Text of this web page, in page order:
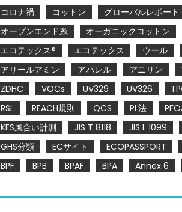
コロナ禍
コットン グローバルレポート
オープンエンド糸
オーガニックコットン
エコテックス®
エコテックス ウール
アリールアミン
アパレル アニリン
ZDHC
VOCs UV329 UV326
RSL
REACH規則 QCS PL法
KES風合い計測
JIS T 8118 JIS L 1099
GHS分類
ECサイト ECOPASSPORT
BPF
BPB BPAF BPA Annex 6